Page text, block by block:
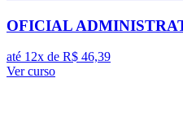
OFICIAL
até 12x de R$ 46,39
Ver curso